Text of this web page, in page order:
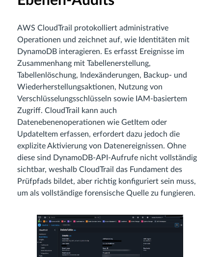
AWS CloudTrail protokolliert administrative
Operationen und zeichnet auf, wie Identitäten mit
DynamoDB interagieren. Es erfasst Ereignisse im
Zusammenhang mit Tabellenerstellung,
Tabellenlöschung, Indexänderungen, Backup- und
Wiederherstellungsaktionen, Nutzung von
Verschlüsselungsschlüsseln sowie IAM-basiertem
Zugriff. CloudTrail kann auch
Datenebenenoperationen wie GetItem oder
UpdateItem erfassen, erfordert dazu jedoch die
explizite Aktivierung von Datenereignissen. Ohne
diese sind DynamoDB-API-Aufrufe nicht vollständig
sichtbar, weshalb CloudTrail das Fundament des
Prüfpfads bildet, aber richtig konfiguriert sein muss,
um als vollständige forensische Quelle zu fungieren.